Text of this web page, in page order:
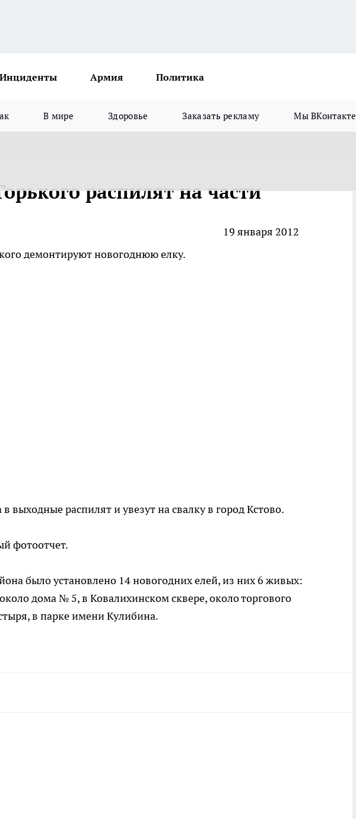
Инциденты Армия Политика
В мире Здоровье Заказать рекламу Мы ВКонтакте
распилят на части
19 января 2012
демонтируют новогоднюю елку.
выходные распилят и увезут на свалку в город Кстово.
фотоотчет.
было установлено 14 новогодних елей, из них 6 живых:
дома № 5, в Ковалихинском сквере, около торгового
в парке имени Кулибина.